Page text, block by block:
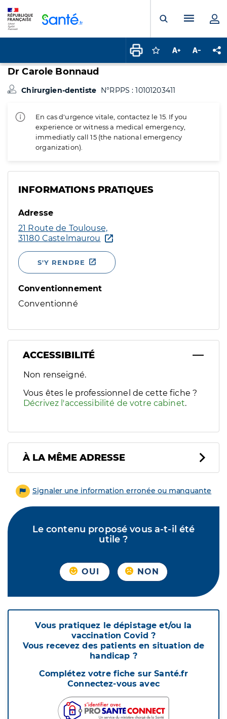
Ouvrir laMenu
Connectez-vous
Augmenter la
Dr Carole Bonnaud
Chirurgien-dentiste N°RPPS : 10101203411
En cas d'urgence vitale, contactez le 15. If you
experience or witness a medical emergency,
immediatly call 15 (the national emergency
organization).
INFORMATIONS PRATIQUES
Adresse
21 Route de Toulouse,
31180 Castelmaurou
S'Y RENDRE
Conventionnement
Conventionné
ACCESSIBILITÉ
Filtres
Sélectionnez un ou plusieurs handicaps/besoins
Non renseigné.
Vous êtes le professionnel de cette fiche ?
Décrivez l'accessibilité de votre cabinet.
À LA MÊME ADRESSE
Signaler une information erronée ou manquante
Le contenu proposé vous a-t-il été
utile ?
OUI NON
Vous pratiquez le dépistage et/ou la
vaccination Covid ?
Vous recevez des patients en situation de
handicap ?
Complétez votre fiche sur Santé.fr
Connectez-vous avec